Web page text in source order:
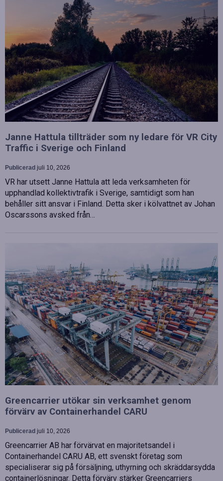
Janne Hattula tillträder som ny ledare för VR City
Traffic i Sverige och Finland
Publicerad juli 10, 2026
VR har utsett Janne Hattula att leda verksamheten för
upphandlad kollektivtrafik i Sverige, samtidigt som han
behåller sitt ansvar i Finland. Detta sker i kölvattnet av Johan
Oscarssons avsked från…
Greencarrier utökar sin verksamhet genom
förvärv av Containerhandel CARU
Publicerad juli 10, 2026
Greencarrier AB har förvärvat en majoritetsandel i
Containerhandel CARU AB, ett svenskt företag som
specialiserar sig på försäljning, uthyrning och skräddarsydda
containerlösningar. Detta förvärv stärker Greencarriers